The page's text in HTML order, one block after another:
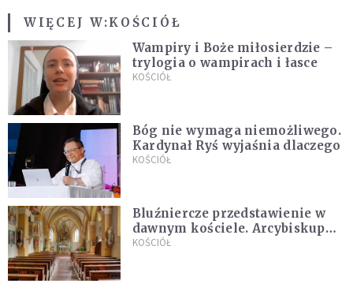
WIĘCEJ W:KOŚCIÓŁ
Wampiry i Boże miłosierdzie –
trylogia o wampirach i łasce
KOŚCIÓŁ
Bóg nie wymaga niemożliwego.
Kardynał Ryś wyjaśnia dlaczego
KOŚCIÓŁ
Bluźniercze przedstawienie w
dawnym kościele. Arcybiskup
stanowczo reaguje
KOŚCIÓŁ